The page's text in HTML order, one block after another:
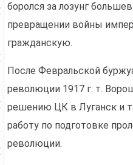
боролся за лозунг
превращении войны
гражданскую.
После Февральской
революции 1917 г. т.
решению ЦК в Луганск и
работу по подготовке
революции.